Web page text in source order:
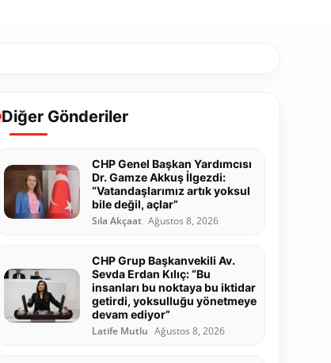
Diğer Gönderiler
CHP Genel Başkan Yardımcısı
Dr. Gamze Akkuş İlgezdi:
“Vatandaşlarımız artık yoksul
bile değil, açlar”
Sıla Akçaat Ağustos 8, 2026
CHP Grup Başkanvekili Av.
Sevda Erdan Kılıç: “Bu
insanları bu noktaya bu iktidar
getirdi, yoksulluğu yönetmeye
devam ediyor”
Latife Mutlu Ağustos 8, 2026